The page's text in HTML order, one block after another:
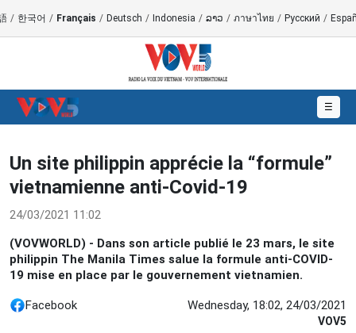
/ 한국어 / Français / Deutsch / Indonesia / ລາວ / ภาษาไทย / Русский /
☰
Un site philippin apprécie la “formule”
vietnamienne anti-Covid-19
24/03/2021 11:02
(VOVWORLD) - Dans son article publié le 23 mars, le site
philippin The Manila Times salue la formule anti-COVID-
19 mise en place par le gouvernement vietnamien.
Facebook Wednesday, 18:02, 24/03/2021
VOV5